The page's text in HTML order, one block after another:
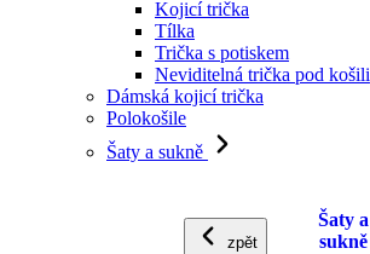
Kojicí trička
Tílka
Trička s potiskem
Neviditelná trička pod košili
Dámská kojicí trička
Polokošile
Šaty a sukně
zpět
Šaty a
sukně